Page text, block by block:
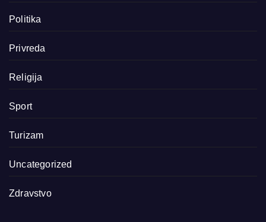
Politika
Privreda
Religija
Sport
Turizam
Uncategorized
Zdravstvo